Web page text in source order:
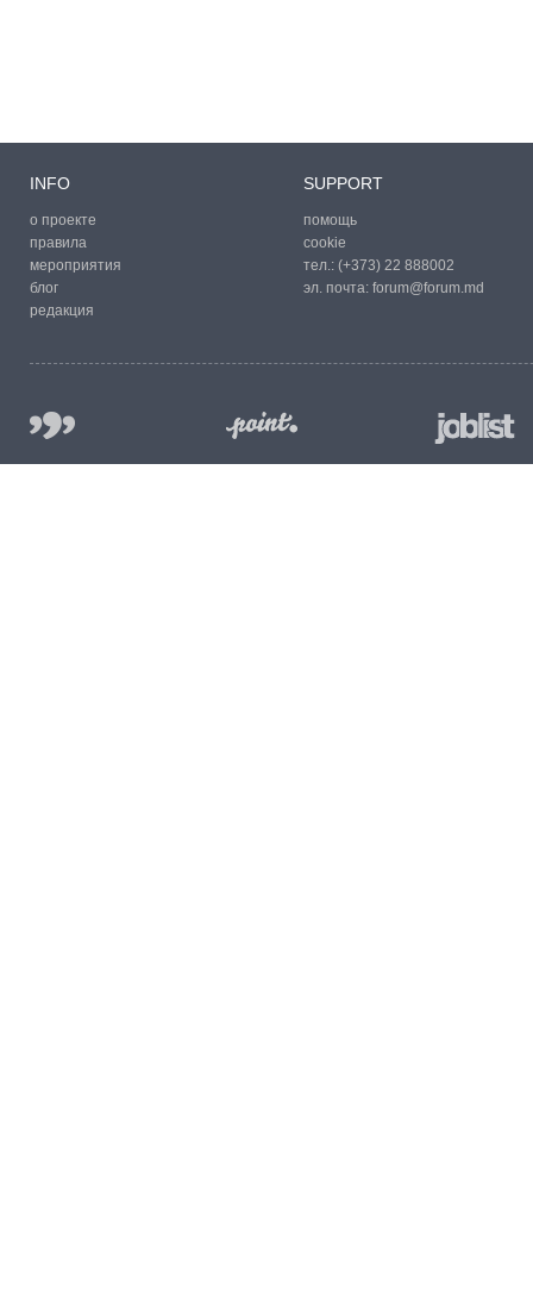
INFO
о проекте
правила
мероприятия
блог
редакция
SUPPORT
помощь
cookie
тел.: (+373) 22 888002
эл. почта: forum@forum.md